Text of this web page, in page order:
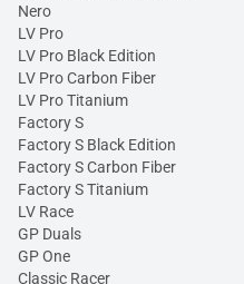
Nero
LV Pro
LV Pro Black Edition
LV Pro Carbon Fiber
LV Pro Titanium
Factory S
Factory S Black Edition
Factory S Carbon Fiber
Factory S Titanium
LV Race
GP Duals
GP One
Classic Racer